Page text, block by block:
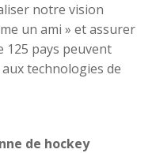
notre vision
un ami » et assurer
125 pays peuvent
technologies de
de hockey